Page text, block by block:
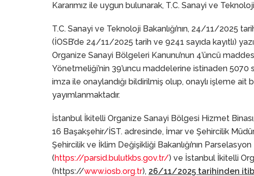
Kararımız ile uygun bulunarak, T.C. Sanayi ve Teknoloji
T.C. Sanayi ve Teknoloji Bakanlığı’nın, 24/11/2025
(İOSB’de 24/11/2025 tarih ve 9241 sayıda kayıtlı)
Organize Sanayi Bölgeleri Kanunu’nun 4’üncü
Yönetmeliği’nin 39’uncu maddelerine istinaden
imza ile onaylandığı bildirilmiş olup, onaylı işleme ait
yayımlanmaktadır.
İstanbul İkitelli Organize Sanayi Bölgesi Hizmet
16 Başakşehir/İST. adresinde, İmar ve Şehircilik
Şehircilik ve İklim Değişikliği Bakanlığı’nın
(https://parsid.bulutkbs.gov.tr/) ve İstanbul İkitelli
(https://www.iosb.org.tr), 26/11/2025 tarihinden